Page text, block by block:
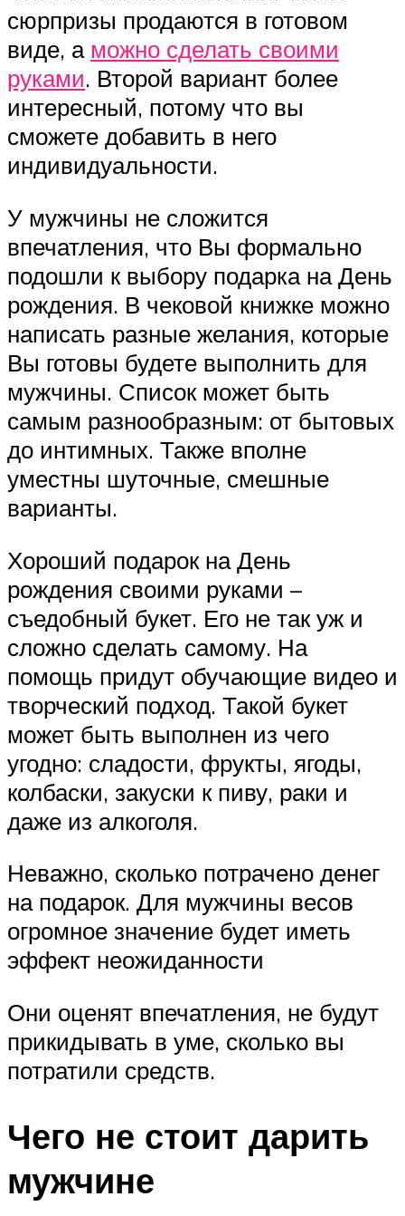
сюрпризы продаются в готовом
виде, а можно сделать своими
руками. Второй вариант более
интересный, потому что вы
сможете добавить в него
индивидуальности.
У мужчины не сложится
впечатления, что Вы формально
подошли к выбору подарка на День
рождения. В чековой книжке можно
написать разные желания, которые
Вы готовы будете выполнить для
мужчины. Список может быть
самым разнообразным: от бытовых
до интимных. Также вполне
уместны шуточные, смешные
варианты.
Хороший подарок на День
рождения своими руками –
съедобный букет. Его не так уж и
сложно сделать самому. На
помощь придут обучающие видео и
творческий подход. Такой букет
может быть выполнен из чего
угодно: сладости, фрукты, ягоды,
колбаски, закуски к пиву, раки и
даже из алкоголя.
Неважно, сколько потрачено денег
на подарок. Для мужчины весов
огромное значение будет иметь
эффект неожиданности
Они оценят впечатления, не будут
прикидывать в уме, сколько вы
потратили средств.
Чего не стоит дарить
мужчине